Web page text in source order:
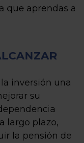
que aprendas a
inversión una
su
largo plazo,
la pensión de